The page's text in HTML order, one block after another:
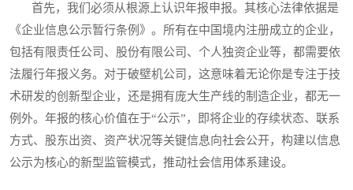
首先，我们必须从根源上认识年报申报。其核心法律依据是
《企业信息公示暂行条例》。所有在中国境内注册成立的企业，
包括有限责任公司、股份有限公司、个人独资企业等，都需要依
法履行年报义务。对于破壁机公司，这意味着无论你是专注于技
术研发的创新型企业，还是拥有庞大生产线的制造企业，都无一
例外。年报的核心价值在于“公示”，即将企业的存续状态、联系
方式、股东出资、资产状况等关键信息向社会公开，构建以信息
公示为核心的新型监管模式，推动社会信用体系建设。